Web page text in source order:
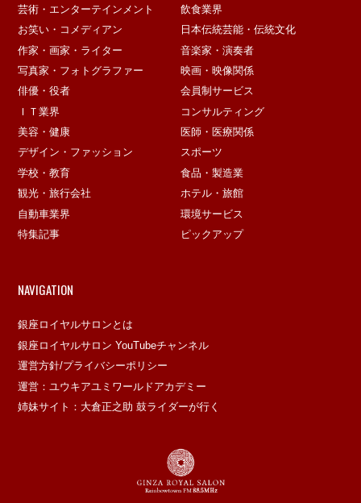
芸術・エンターテインメント
飲食業界
お笑い・コメディアン
日本伝統芸能・伝統文化
作家・画家・ライター
音楽家・演奏者
写真家・フォトグラファー
映画・映像関係
俳優・役者
会員制サービス
ＩＴ業界
コンサルティング
美容・健康
医師・医療関係
デザイン・ファッション
スポーツ
学校・教育
食品・製造業
観光・旅行会社
ホテル・旅館
自動車業界
環境サービス
特集記事
ピックアップ
NAVIGATION
銀座ロイヤルサロンとは
銀座ロイヤルサロン YouTubeチャンネル
運営方針/プライバシーポリシー
運営：ユウキアユミワールドアカデミー
姉妹サイト：大倉正之助 鼓ライダーが行く